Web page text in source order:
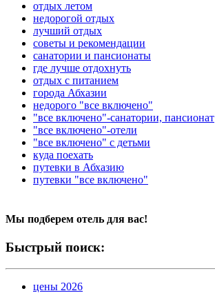
отдых летом
недорогой отдых
лучший отдых
советы и рекомендации
санатории и пансионаты
где лучше отдохнуть
отдых с питанием
города Абхазии
недорого "все включено"
"все включено"-санатории, пансионат
"все включено"-отели
"все включено" с детьми
куда поехать
путевки в Абхазию
путевки "все включено"
Мы подберем отель для вас!
Быстрый поиск:
цены 2026